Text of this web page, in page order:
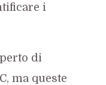
i
di
ma queste